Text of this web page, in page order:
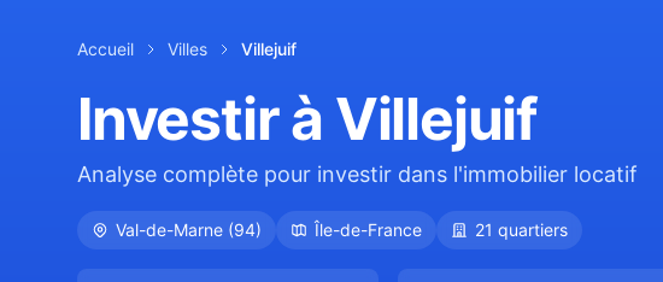
Accueil Villes Villejuif
Investir à Villejuif
Analyse complète pour investir dans l'immobilier locatif
Val-de-Marne (94) Île-de-France 21 quartiers